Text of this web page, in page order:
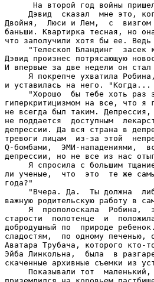
На второй год войны
Дэвид  сказал  мне это,
Двойня,  Люси и Лем,  с  визгом
баньши. Квартирка тесная, но
что заполучили хотя бы ее. Ведь
"Телескоп Бландинг  засек
Дэвид произнес потрясающую
И впервые за две недели он стал
Я покрепче ухватила
и уставилась на него.
"Хорошо  бы тебе хоть раз
гиперкритицизмом на все, что
не всегда был таким.
не поддается  доступным
депрессии. Да вся страна в
тревоги лицам  из-за этой
Q-бомбами,  ЭМИ-нападениями,
депрессии, но не все из нас
Я спросила с большим
ли ученые,  что  это  те же
года?"
"Вчера. Да.  Ты должна
важную родительскую работу в
Я  прополоскала  Робина,
старости  полотенце  и
добродушный по  природе
сладостям,  по одному печенью,
Аватара Трубача, которого кто-
Эйба Линкольна,  была  в
скаченные архивные съемки из
Показывали тот